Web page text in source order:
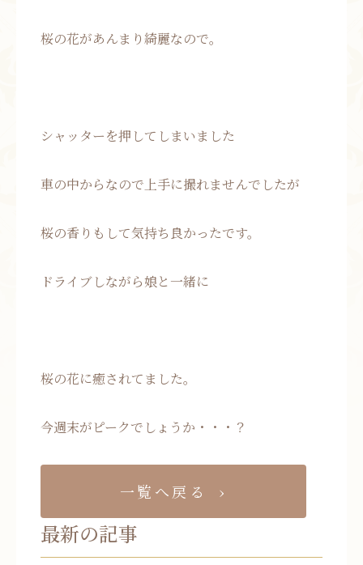
桜の花があんまり綺麗なので。
シャッターを押してしまいました
車の中からなので上手に撮れませんでしたが
桜の香りもして気持ち良かったです。
ドライブしながら娘と一緒に
桜の花に癒されてました。
今週末がピークでしょうか・・・？
一覧へ戻る
最新の記事